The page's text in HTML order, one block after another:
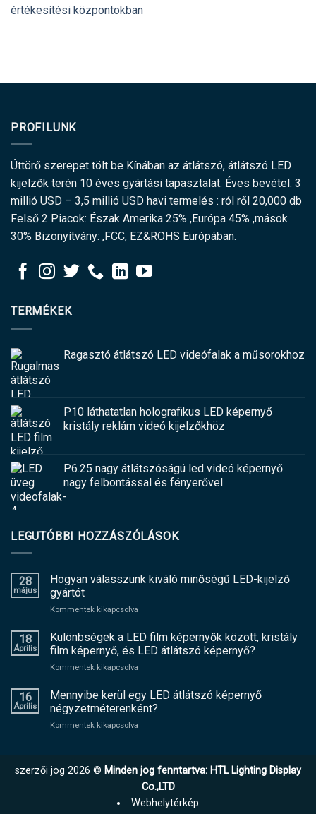
értékesítési központokban
PROFILUNK
Úttörő szerepet tölt be Kínában az átlátszó, átlátszó LED
kijelzők terén 10 éves gyártási tapasztalat. Éves bevétel: 3
millió USD – 3,5 millió USD havi termelés : ról ről 20,000 db
Felső 2 Piacok: Észak Amerika 25% ,Európa 45% ,mások
30% Bizonyítvány: ,FCC, EZ&ROHS Európában.
TERMÉKEK
Ragasztó átlátszó LED videófalak a műsorokhoz
P10 láthatatlan holografikus LED képernyő
kristály reklám videó kijelzőkhöz
P6.25 nagy átlátszóságú led videó képernyő
nagy felbontással és fényerővel
LEGUTÓBBI HOZZÁSZÓLÁSOK
28
május
Hogyan válasszunk kiváló minőségű LED-kijelző
gyártót
Kommentek kikapcsolva
válasszunk
kiváló
minőségű
gyártót
18
Április
Különbségek a LED film képernyők között, kristály
film képernyő, és LED átlátszó képernyő?
Kommentek kikapcsolva
a
LED
film
képernyő,
és
LED
16
Április
Mennyibe kerül egy LED átlátszó képernyő
négyzetméterenként?
Kommentek kikapcsolva
LED
átlátszó
képernyő
négyzetméterenként?
szerzői jog 2026 © Minden jog fenntartva: HTL Lighting Display
Co.,LTD
Webhelytérkép